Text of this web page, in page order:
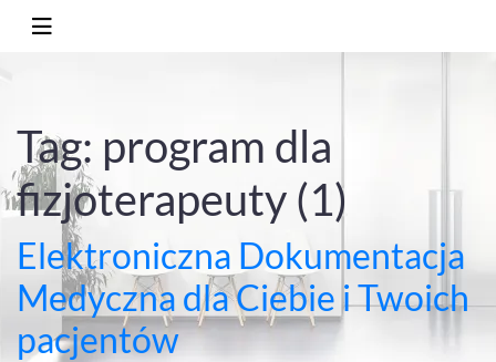
Tag: program dla
fizjoterapeuty (1)
Elektroniczna Dokumentacja
Medyczna dla Ciebie i Twoich
pacjentów